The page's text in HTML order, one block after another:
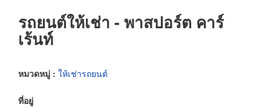
รถยนต์ให้เช่า - พาสปอร์ต คาร์
เร้นท์
หมวดหมู่ : ให้เช่ารถยนต์
ที่อยู่